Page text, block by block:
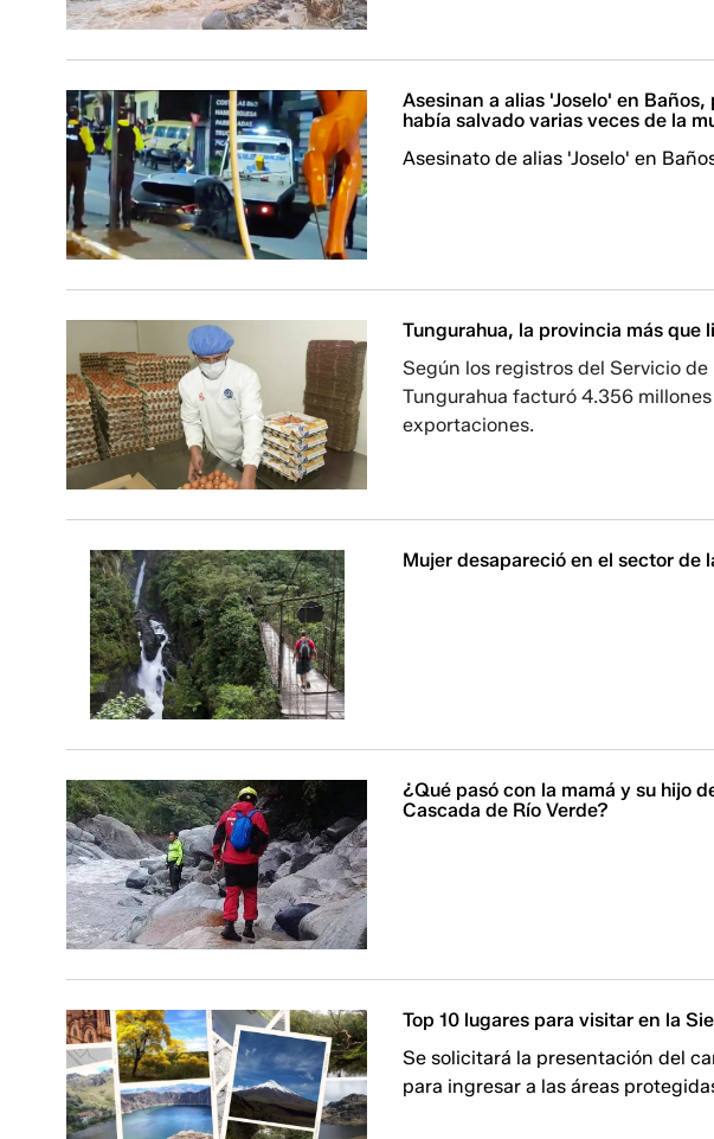
Asesinan a alias 'Joselo' en
había salvado varias veces de la
Asesinato de alias 'Joselo' en
Tungurahua, la provincia más que
Según los registros del Servicio
Tungurahua facturó 4.356
exportaciones.
Mujer desapareció en el sector de
¿Qué pasó con la mamá y su hijo
Cascada de Río Verde?
Top 10 lugares para visitar en la
Se solicitará la presentación del
para ingresar a las áreas